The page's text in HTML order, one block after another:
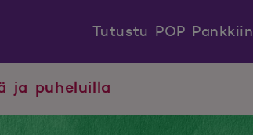
Tutustu POP Pankkiin
ja puheluilla